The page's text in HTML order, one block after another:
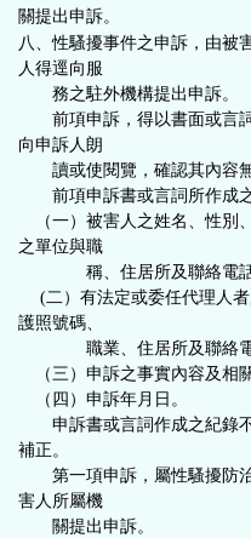
關提出申訴。
八、性騷擾事件之申訴，由被
人得逕向服
務之駐外機構提出申訴。
前項申訴，得以書面或言詞
向申訴人朗
讀或使閱覽，確認其內容無
前項申訴書或言詞所作成之
（一）被害人之姓名、性別
之單位與職
稱、住居所及聯絡電話
(二）有法定或委任代理人者
護照號碼、
職業、住居所及聯絡電話
（三）申訴之事實內容及相關
（四）申訴年月日。
申訴書或言詞作成之紀錄不
補正。
第一項申訴，屬性騷擾防治
害人所屬機
關提出申訴。